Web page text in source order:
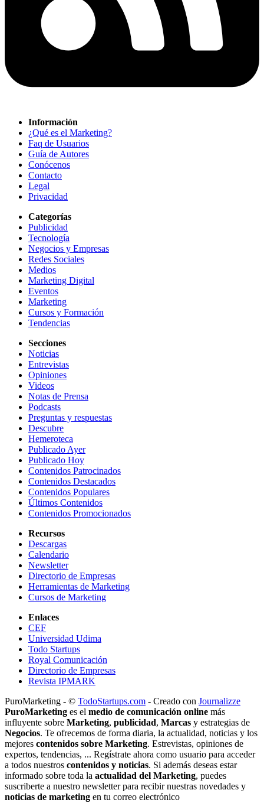
Información
¿Qué es el Marketing?
Faq de Usuarios
Guía de Autores
Conócenos
Contacto
Legal
Privacidad
Categorías
Publicidad
Tecnología
Negocios y Empresas
Redes Sociales
Medios
Marketing Digital
Eventos
Marketing
Cursos y Formación
Tendencias
Secciones
Noticias
Entrevistas
Opiniones
Videos
Notas de Prensa
Podcasts
Preguntas y respuestas
Descubre
Hemeroteca
Publicado Ayer
Publicado Hoy
Contenidos Patrocinados
Contenidos Destacados
Contenidos Populares
Últimos Contenidos
Contenidos Promocionados
Recursos
Descargas
Calendario
Newsletter
Directorio de Empresas
Herramientas de Marketing
Cursos de Marketing
Enlaces
CEF
Universidad Udima
Todo Startups
Royal Comunicación
Directorio de Empresas
Revista IPMARK
PuroMarketing - © TodoStartups.com - Creado con Journalizze
PuroMarketing es el medio de comunicación online más
influyente sobre Marketing, publicidad, Marcas y estrategias de
Negocios. Te ofrecemos de forma diaria, la actualidad, noticias y los
mejores contenidos sobre Marketing. Estrevistas, opiniones de
expertos, tendencias, ... Regístrate ahora como usuario para acceder
a todos nuestros contenidos y noticias. Si además deseas estar
informado sobre toda la actualidad del Marketing, puedes
suscriberte a nuestro newsletter para recibir nuestras novedades y
noticias de marketing en tu correo electrónico